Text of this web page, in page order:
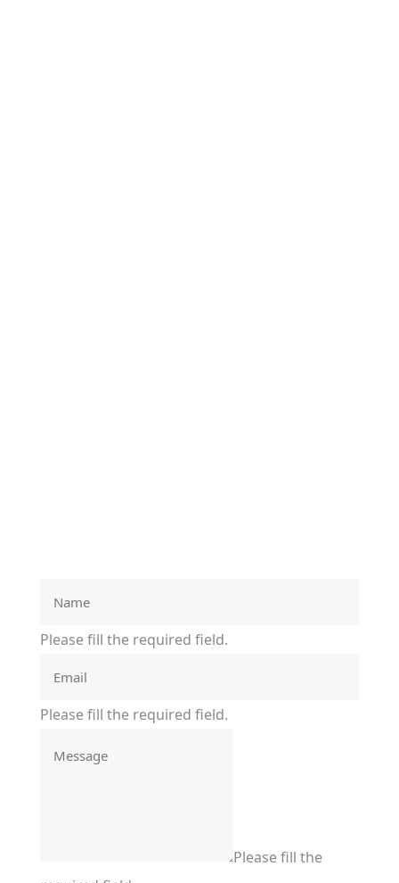
Please fill the required field.
Please fill the required field.
Please fill the